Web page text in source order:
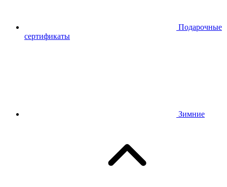
Подарочные
сертификаты
Зимние